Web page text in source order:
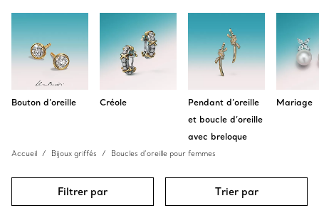
Bouton d’oreille Créole
Pendant d’oreille
et boucle d’oreille
avec breloque
Mariage
Accueil Bijoux griffés Boucles d’oreille pour femmes
Filtrer par Trier par